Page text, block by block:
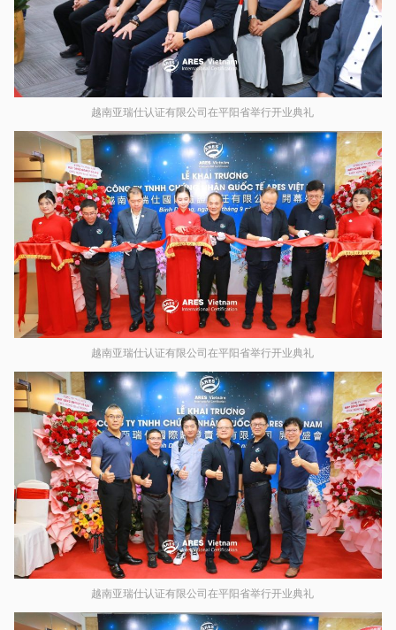
越南亚瑞仕认证有限公司在平阳省举行开业典礼
越南亚瑞仕认证有限公司在平阳省举行开业典礼
越南亚瑞仕认证有限公司在平阳省举行开业典礼